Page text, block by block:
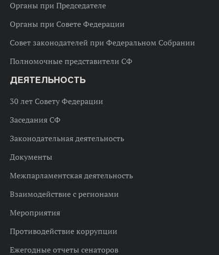
Органы при Председателе
Органы при Совете Федерации
Совет законодателей при Федеральном Собрании
Полномочные представители СФ
ДЕЯТЕЛЬНОСТЬ
30 лет Совету Федерации
Заседания СФ
Законодательная деятельность
Документы
Межпарламентская деятельность
Взаимодействие с регионами
Мероприятия
Противодействие коррупции
Ежегодные отчеты сенаторов